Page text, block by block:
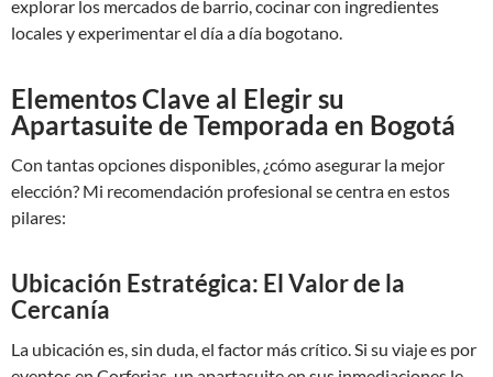
explorar los mercados de barrio, cocinar con ingredientes
locales y experimentar el día a día bogotano.
Elementos Clave al Elegir su
Apartasuite de Temporada en Bogotá
Con tantas opciones disponibles, ¿cómo asegurar la mejor
elección? Mi recomendación profesional se centra en estos
pilares:
Ubicación Estratégica: El Valor de la
Cercanía
La ubicación es, sin duda, el factor más crítico. Si su viaje es por